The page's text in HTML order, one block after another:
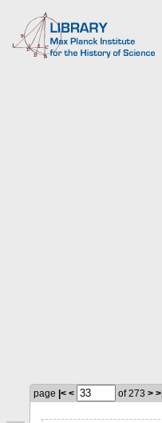
page |< < of 273 > >|